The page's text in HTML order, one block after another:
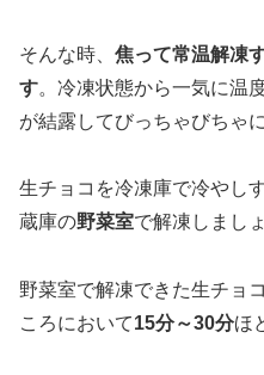
そんな時、 焦って常温解凍
す。冷凍状態から一気に温
が結露してびっちゃびちゃ
生チョコを冷凍庫で冷やし
蔵庫の野菜室で解凍しましょ
野菜室で解凍できた生チョ
ころにおいて15分～30分ほ